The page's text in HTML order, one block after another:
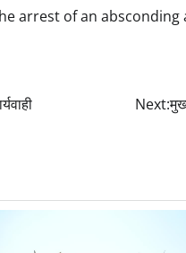
arrest of an absconding
Next: